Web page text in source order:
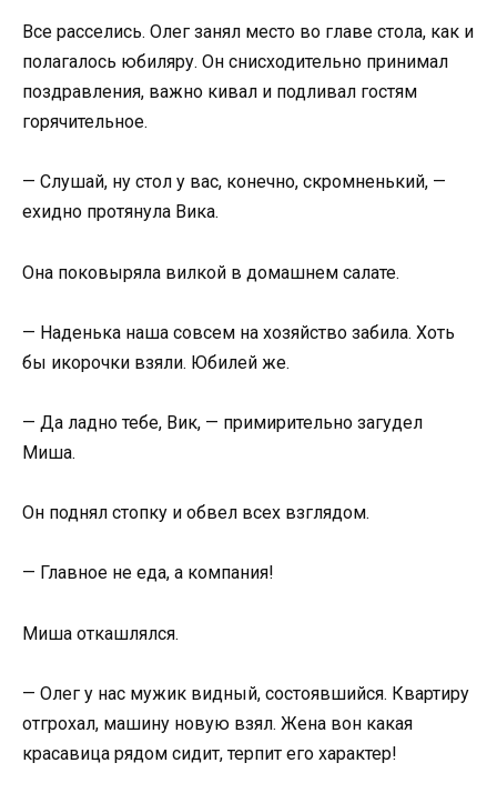
Все расселись. Олег занял место во главе стола, как и
полагалось юбиляру. Он снисходительно принимал
поздравления, важно кивал и подливал гостям
горячительное.
— Слушай, ну стол у вас, конечно, скромненький, —
ехидно протянула Вика.
Она поковыряла вилкой в домашнем салате.
— Наденька наша совсем на хозяйство забила. Хоть
бы икорочки взяли. Юбилей же.
— Да ладно тебе, Вик, — примирительно загудел
Миша.
Он поднял стопку и обвел всех взглядом.
— Главное не еда, а компания!
Миша откашлялся.
— Олег у нас мужик видный, состоявшийся. Квартиру
отгрохал, машину новую взял. Жена вон какая
красавица рядом сидит, терпит его характер!